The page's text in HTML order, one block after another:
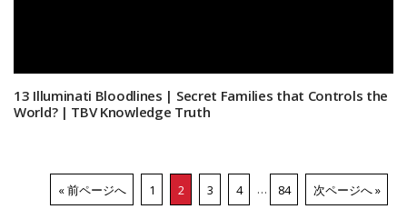
13 Illuminati Bloodlines | Secret Families that Controls the
World? | TBV Knowledge Truth
« 前ページへ 1 2 3 4 … 84 次ページへ »